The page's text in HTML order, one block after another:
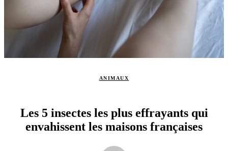
ANIMAUX
Les 5 insectes les plus effrayants qui
envahissent les maisons françaises